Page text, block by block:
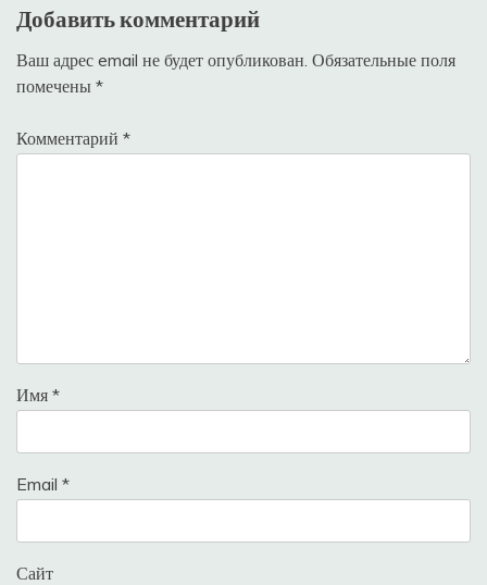
Добавить комментарий
Ваш адрес email не будет опубликован. Обязательные поля
помечены *
Комментарий *
Имя *
Email *
Сайт